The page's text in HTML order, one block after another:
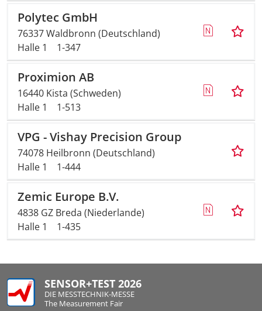
Polytec GmbH
76337 Waldbronn (Deutschland)
Halle 1
1-347
Proximion AB
16440 Kista (Schweden)
Halle 1
1-513
VPG - Vishay Precision Group
74078 Heilbronn (Deutschland)
Halle 1
1-444
Zemic Europe B.V.
4838 GZ Breda (Niederlande)
Halle 1
1-435
SENSOR+TEST 2026
DIE MESSTECHNIK-MESSE
The Measurement Fair